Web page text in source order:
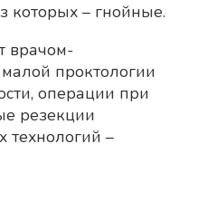
которых – гнойные.
врачом-
проктологии
операции при
резекции
технологий –